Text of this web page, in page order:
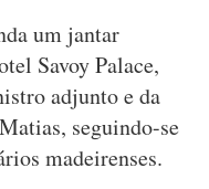
um jantar
Savoy Palace,
adjunto e da
seguindo-se
madeirenses.